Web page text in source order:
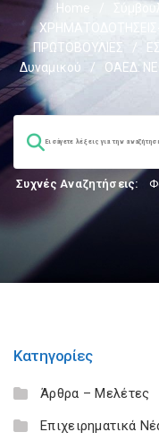
Home
ΧΡΗΜΑΤΟΔΟΤΗΣΕΙΣ-
ΠΡΩΤΟΒΟΥΛΙΕΣ
/
Δυναμικού
/
ΟΑΕΔ:
Συχνές Αναζητήσεις:
Κατηγορίες
Άρθρα – Μελέτες
Επιχειρηματικά